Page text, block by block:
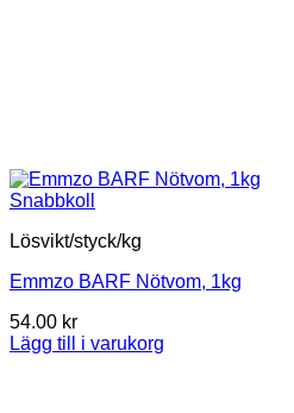
Snabbkoll
Lösvikt/styck/kg
Emmzo BARF Nötvom, 1kg
54.00 kr
Lägg till i varukorg